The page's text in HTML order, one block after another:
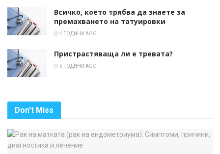
Всичко, което трябва да знаете за
премахването на татуировки
4 ГОДИНИ AGO
Пристрастяваща ли е тревата?
5 ГОДИНИ AGO
Don't Miss